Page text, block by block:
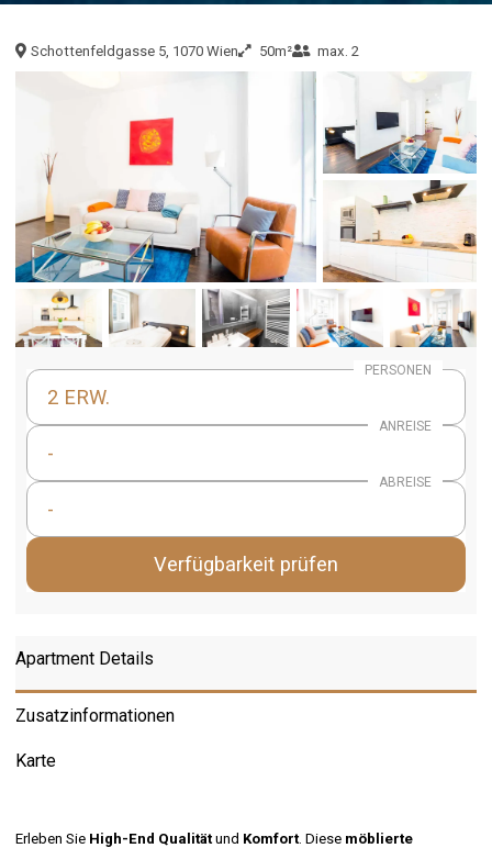
Schottenfeldgasse 5, 1070 Wien 50m² max. 2
PERSONEN
2 ERW.
ANREISE
-
ABREISE
-
Verfügbarkeit prüfen
Apartment Details
Zusatzinformationen
Karte
Erleben Sie High-End Qualitätund Komfort . Diese möblierte